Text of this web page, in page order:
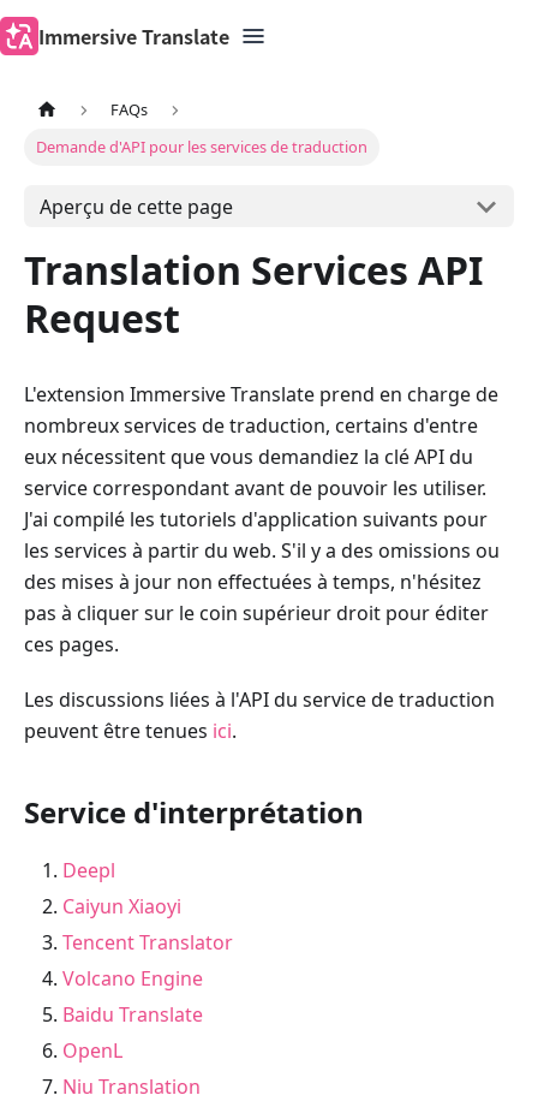
Immersive Translate
FAQs
Demande d'API pour les services de traduction
Aperçu de cette page
Translation Services API
Request
L'extension Immersive Translate prend en charge de
nombreux services de traduction, certains d'entre
eux nécessitent que vous demandiez la clé API du
service correspondant avant de pouvoir les utiliser.
J'ai compilé les tutoriels d'application suivants pour
les services à partir du web. S'il y a des omissions ou
des mises à jour non effectuées à temps, n'hésitez
pas à cliquer sur le coin supérieur droit pour éditer
ces pages.
Les discussions liées à l'API du service de traduction
peuvent être tenues ici.
Service d'interprétation
Deepl
Caiyun Xiaoyi
Tencent Translator
Volcano Engine
Baidu Translate
OpenL
Niu Translation